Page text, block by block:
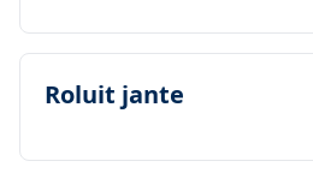
Roluit jante